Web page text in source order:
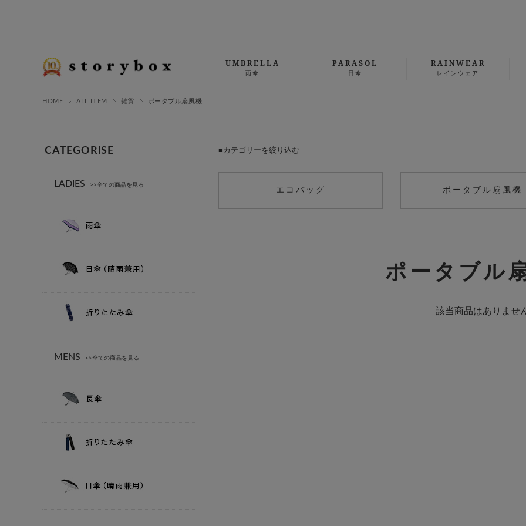
UMBRELLA
雨傘
PARASOL
日傘
RAINWEAR
レインウェア
HOME ALL ITEM 雑貨 ポータブル扇風機
カテゴリーを絞り込む
エコバッグ ポータブル扇風機
ポータブル
該当商品はありませ
CATEGORISE
LADIES >>全ての商品を見る
MENS >>全ての商品を見る